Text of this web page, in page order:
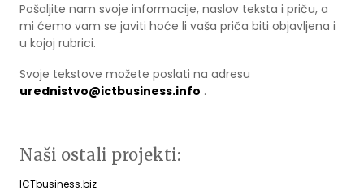
Pošaljite nam svoje informacije, naslov teksta i priču, a
mi ćemo vam se javiti hoće li vaša priča biti objavljena i
u kojoj rubrici.
Svoje tekstove možete poslati na adresu
urednistvo@ictbusiness.info .
Naši ostali projekti:
ICTbusiness.biz